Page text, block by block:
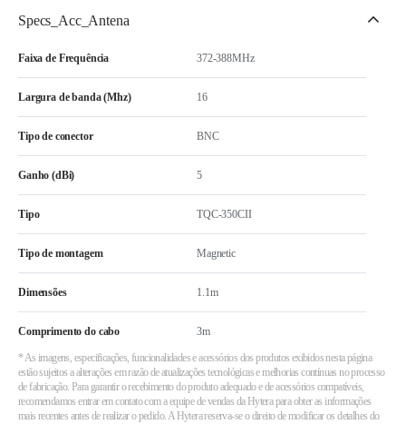
Specs_Acc_Antena
Faixa de Frequência 372-388MHz
Largura de banda (Mhz) 16
Tipo de conector BNC
Ganho (dBi) 5
Tipo TQC-350CII
Tipo de montagem Magnetic
Dimensões 1.1m
Comprimento do cabo 3m
* As imagens, especificações, funcionalidades e acessórios dos produtos exibidos nesta página
estão sujeitos a alterações em razão de atualizações tecnológicas e melhorias contínuas no processo
de fabricação. Para garantir o recebimento do produto adequado e de acessórios compatíveis,
recomendamos entrar em contato com a equipe de vendas da Hytera para obter as informações
mais recentes antes de realizar o pedido. A Hytera reserva-se o direito de modificar os detalhes do